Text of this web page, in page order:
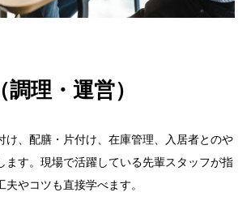
理・運営）
け、配膳・片付け、在庫管理、入居者とのや
ます。現場で活躍している先輩スタッフが指
やコツも直接学べます。